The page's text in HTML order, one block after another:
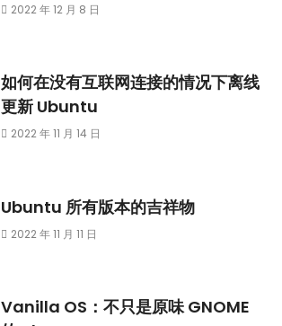
2022 年 12 月 8 日
如何在没有互联网连接的情况下离线
更新 Ubuntu
2022 年 11 月 14 日
Ubuntu 所有版本的吉祥物
2022 年 11 月 11 日
Vanilla OS：不只是原味 GNOME